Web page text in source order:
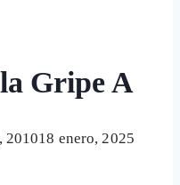
Gripe A
201018 enero, 2025